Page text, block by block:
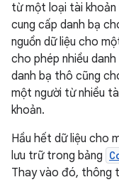
từ một loại tài khoản
cung cấp danh bạ
nguồn dữ liệu cho
cho phép nhiều
danh bạ thô cũng
một người từ nhiều
khoản.
Hầu hết dữ liệu cho
lưu trữ trong bảng
Thay vào đó, thông